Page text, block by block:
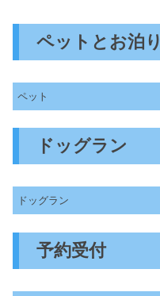
ペットとお泊り
ペット
ドッグラン
ドッグラン
予約受付